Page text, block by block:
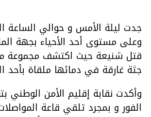
جدت ليلة الأمس و حوالي الساعة
وعلى مستوى أحد الأحياء بجهة
قتل شنيعة حيث اكتشف مجموعة
جثة غارقة في دمائها ملقاة بأحد
وأكدت نقابة إقليم الأمن الوطني
الفور و بمجرد تلقي قاعة